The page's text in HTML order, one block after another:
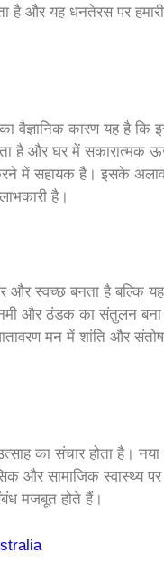
है और यह धनतेरस पर
वैज्ञानिक कारण यह है कि
है और घर में सकारात्मक
में सहायक है। इसके
है।
स्वच्छ बनता है बल्कि यह
और ठंडक का संतुलन बना
मन में शांति और संतोष
का संचार होता है। नया
और सामाजिक स्वास्थ्य पर
मजबूत होते हैं।